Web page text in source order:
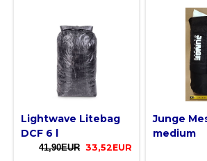
Lightwave Litebag
DCF 6 l
41,90EUR 33,52EUR
Junge
medium